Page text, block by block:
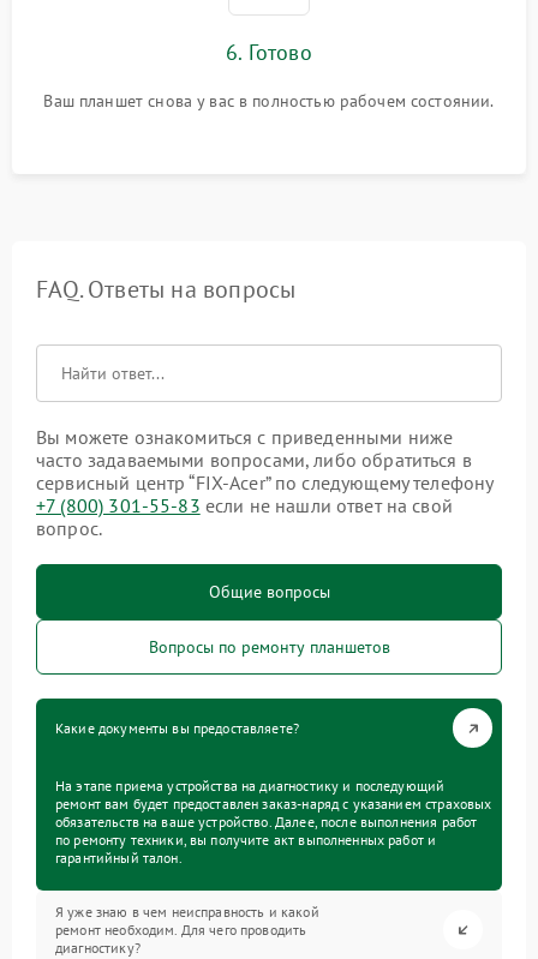
6. Готово
Ваш планшет снова у вас в полностью рабочем состоянии.
FAQ. Ответы на вопросы
Вы можете ознакомиться с приведенными ниже
часто задаваемыми вопросами, либо обратиться в
сервисный центр “FIX-Acer” по следующему телефону
+7 (800) 301-55-83 если не нашли ответ на свой
вопрос.
Общие вопросы
Вопросы по ремонту планшетов
Какие документы вы предоставляете?
На этапе приема устройства на диагностику и последующий
ремонт вам будет предоставлен заказ-наряд с указанием страховых
обязательств на ваше устройство. Далее, после выполнения работ
по ремонту техники, вы получите акт выполненных работ и
гарантийный талон.
Я уже знаю в чем неисправность и какой
ремонт необходим. Для чего проводить
диагностику?